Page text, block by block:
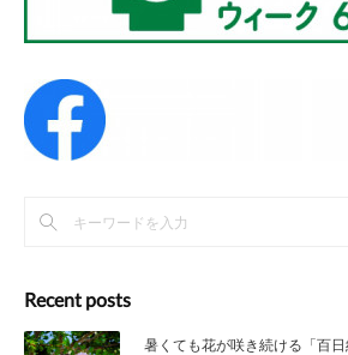
Recent posts
暑くても花が咲き続ける「百日